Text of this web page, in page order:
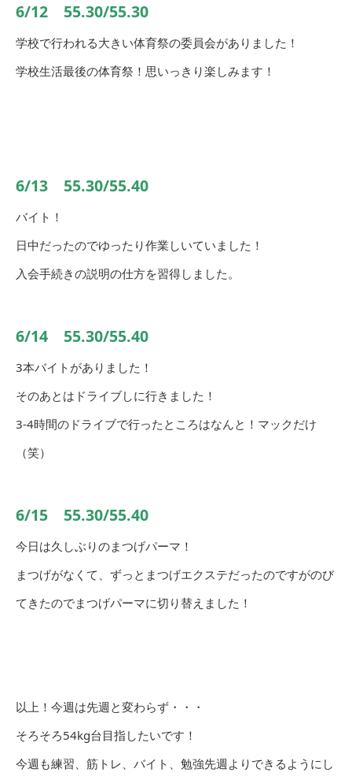
6/12 55.30/55.30
学校で行われる大きい体育祭の委員会がありました！
学校生活最後の体育祭！思いっきり楽しみます！
6/13 55.30/55.40
バイト！
日中だったのでゆったり作業しいていました！
入会手続きの説明の仕方を習得しました。
6/14 55.30/55.40
3本バイトがありました！
そのあとはドライブしに行きました！
3-4時間のドライブで行ったところはなんと！マックだけ
（笑）
6/15 55.30/55.40
今日は久しぶりのまつげパーマ！
まつげがなくて、ずっとまつげエクステだったのですがのび
てきたのでまつげパーマに切り替えました！
以上！今週は先週と変わらず・・・
そろそろ54kg台目指したいです！
今週も練習、筋トレ、バイト、勉強先週よりできるようにし